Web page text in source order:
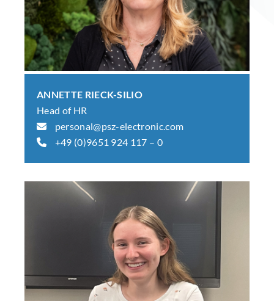
ANNETTE RIECK-SILIO
Head of HR
personal@psz-electronic.com
+49 (0)9651 924 117 – 0